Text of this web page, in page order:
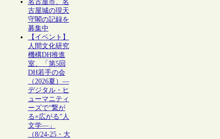
名古屋市、名
古屋城の現天
守閣の記録を
募集中
【イベント】
人間文化研究
機構DH推進
室、「第5回
DH若手の会
（2026夏）―
デジタル・ヒ
ューマニティ
ーズで“繋が
る×広がる”人
文学―」
（8/24-25・大